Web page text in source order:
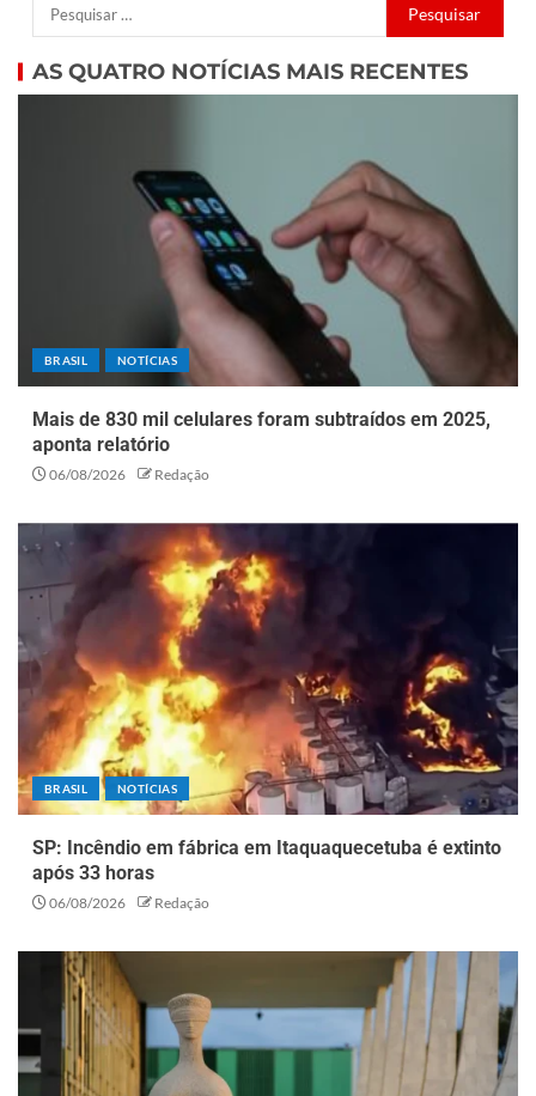
AS QUATRO NOTÍCIAS MAIS RECENTES
BRASIL NOTÍCIAS
Mais de 830 mil celulares foram subtraídos em 2025,
aponta relatório
06/08/2026 Redação
BRASIL NOTÍCIAS
SP: Incêndio em fábrica em Itaquaquecetuba é extinto
após 33 horas
06/08/2026 Redação